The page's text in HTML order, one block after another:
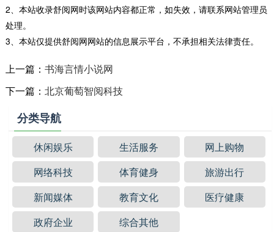
2、本站收录舒阅网时该网站内容都正常，如失效，请联系网站管理员
处理。
3、本站仅提供舒阅网网站的信息展示平台，不承担相关法律责任。
上一篇： 书海言情小说网
下一篇： 北京葡萄智阅科技
分类导航
休闲娱乐 生活服务
网上购物
网络科技
体育健身
旅游出行
新闻媒体
教育文化
医疗健康
政府企业
综合其他